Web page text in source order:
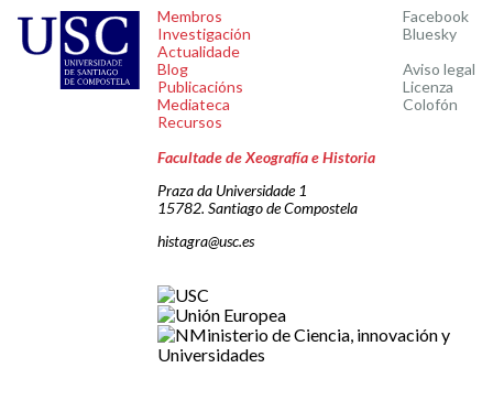
Membros
Investigación
Actualidade
Blog
Publicacións
Mediateca
Recursos
Facebook
Bluesky
Aviso legal
Licenza
Colofón
Facultade de Xeografía e Historia
Praza da Universidade 1
15782. Santiago de Compostela
histagra@usc.es